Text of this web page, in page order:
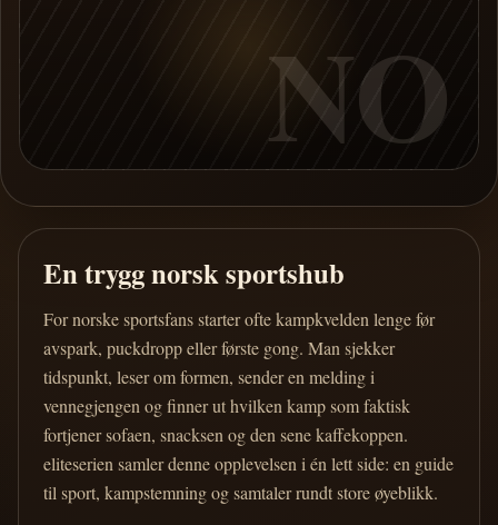
NO
En trygg norsk sportshub
For norske sportsfans starter ofte kampkvelden lenge før
avspark, puckdropp eller første gong. Man sjekker
tidspunkt, leser om formen, sender en melding i
vennegjengen og finner ut hvilken kamp som faktisk
fortjener sofaen, snacksen og den sene kaffekoppen.
eliteserien samler denne opplevelsen i én lett side: en guide
til sport, kampstemning og samtaler rundt store øyeblikk.